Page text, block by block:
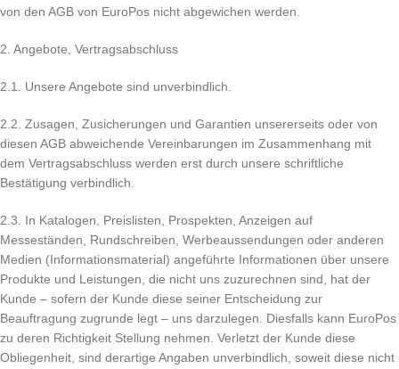
von den AGB von EuroPos nicht abgewichen werden.
2. Angebote, Vertragsabschluss
2.1. Unsere Angebote sind unverbindlich.
2.2. Zusagen, Zusicherungen und Garantien unsererseits oder von
diesen AGB abweichende Vereinbarungen im Zusammenhang mit
dem Vertragsabschluss werden erst durch unsere schriftliche
Bestätigung verbindlich.
2.3. In Katalogen, Preislisten, Prospekten, Anzeigen auf
Messeständen, Rundschreiben, Werbeaussendungen oder anderen
Medien (Informationsmaterial) angeführte Informationen über unsere
Produkte und Leistungen, die nicht uns zuzurechnen sind, hat der
Kunde – sofern der Kunde diese seiner Entscheidung zur
Beauftragung zugrunde legt – uns darzulegen. Diesfalls kann EuroPos
zu deren Richtigkeit Stellung nehmen. Verletzt der Kunde diese
Obliegenheit, sind derartige Angaben unverbindlich, soweit diese nicht